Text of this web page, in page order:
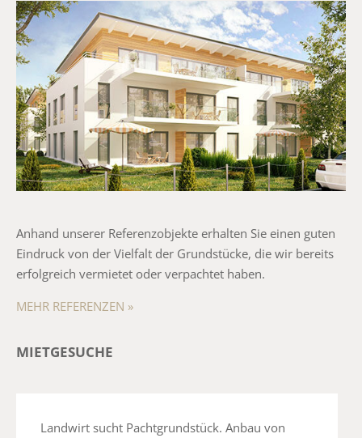
Anhand unserer Referenzobjekte erhalten Sie einen guten
Eindruck von der Vielfalt der Grundstücke, die wir bereits
erfolgreich vermietet oder verpachtet haben.
MEHR REFERENZEN »
MIETGESUCHE
Landwirt sucht Pachtgrundstück. Anbau von